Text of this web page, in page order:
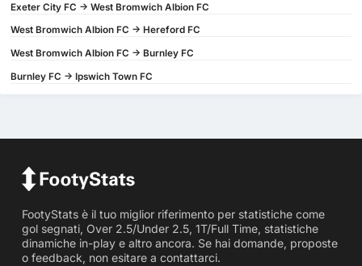
Exeter City FC -> West Bromwich Albion FC
West Bromwich Albion FC -> Hereford FC
West Bromwich Albion FC -> Burnley FC
Burnley FC -> Ipswich Town FC
FootyStats è il tuo miglior riferimento per statistiche come
gol segnati, Over 2.5/Under 2.5, 1T/Full Time, statistiche
dinamiche in-play e altro ancora. Se hai domande, proposte
o feedback, non esitare a contattarci.